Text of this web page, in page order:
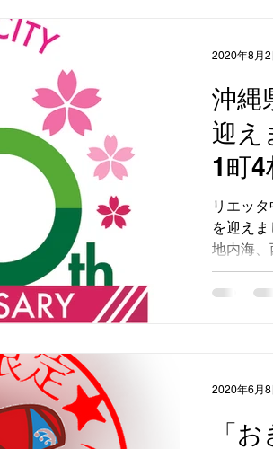
クル
日本ハムファイターズ フルーツランド
リアフリー
沖縄
迎え
1町4
村、
誕生
され
共に
リエッ
を迎え
地内海
は、昭
村、羽地
2020年8月2
「
2020年6月8